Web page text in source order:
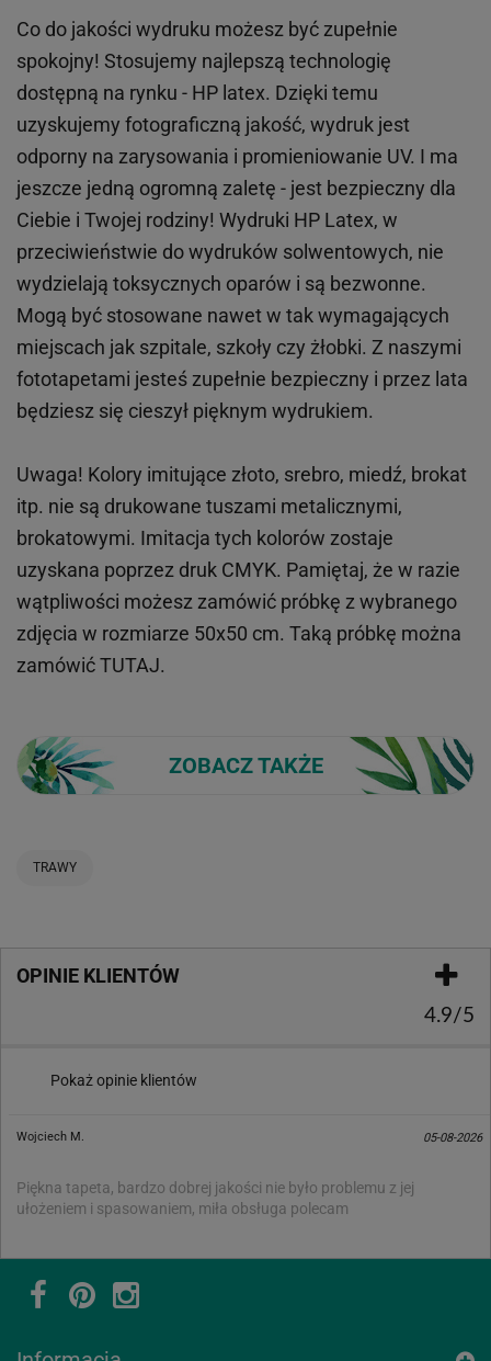
Co do jakości wydruku możesz być zupełnie
spokojny! Stosujemy najlepszą technologię
dostępną na rynku - HP latex. Dzięki temu
uzyskujemy fotograficzną jakość, wydruk jest
odporny na zarysowania i promieniowanie UV. I ma
jeszcze jedną ogromną zaletę - jest bezpieczny dla
Ciebie i Twojej rodziny! Wydruki HP Latex, w
przeciwieństwie do wydruków solwentowych, nie
wydzielają toksycznych oparów i są bezwonne.
Mogą być stosowane nawet w tak wymagających
miejscach jak szpitale, szkoły czy żłobki. Z naszymi
fototapetami jesteś zupełnie bezpieczny i przez lata
będziesz się cieszył pięknym wydrukiem.
Uwaga! Kolory imitujące złoto, srebro, miedź, brokat
itp. nie są drukowane tuszami metalicznymi,
brokatowymi. Imitacja tych kolorów zostaje
uzyskana poprzez druk CMYK. Pamiętaj, że w razie
wątpliwości możesz zamówić próbkę z wybranego
zdjęcia w rozmiarze 50x50 cm. Taką próbkę można
zamówićTUTAJ.
ZOBACZ TAKŻE
TRAWY
OPINIE KLIENTÓW
4.9/5
Pokaż opinie klientów
Wojciech M. 05-08-2026
Piękna tapeta, bardzo dobrej jakości nie było problemu z jej
ułożeniem i spasowaniem, miła obsługa polecam